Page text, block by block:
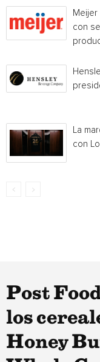
con
La
con
Post
los
Honey